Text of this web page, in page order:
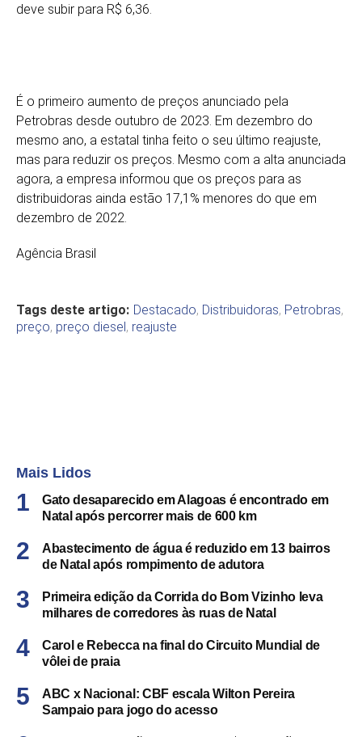
deve subir para R$ 6,36.
É o primeiro aumento de preços anunciado pela
Petrobras desde outubro de 2023. Em dezembro do
mesmo ano, a estatal tinha feito o seu último reajuste,
mas para reduzir os preços. Mesmo com a alta anunciada
agora, a empresa informou que os preços para as
distribuidoras ainda estão 17,1% menores do que em
dezembro de 2022.
Agência Brasil
Tags deste artigo: Destacado, Distribuidoras, Petrobras,
preço, preço diesel, reajuste
Mais Lidos
Gato desaparecido em Alagoas é encontrado em
Natal após percorrer mais de 600 km
Abastecimento de água é reduzido em 13 bairros
de Natal após rompimento de adutora
Primeira edição da Corrida do Bom Vizinho leva
milhares de corredores às ruas de Natal
Carol e Rebecca na final do Circuito Mundial de
vôlei de praia
ABC x Nacional: CBF escala Wilton Pereira
Sampaio para jogo do acesso